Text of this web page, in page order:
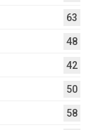
63
48
42
50
58